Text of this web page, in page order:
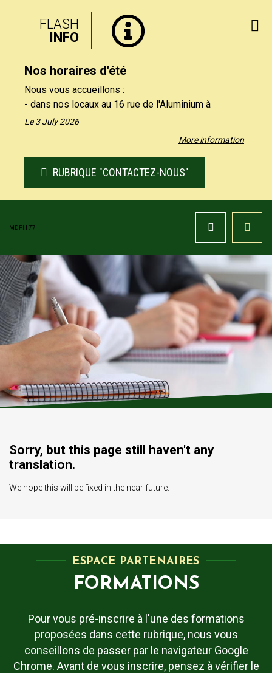
FLASH
INFO
Nos horaires d'été
More information
Nous vous accueillons :
- dans nos locaux au 16 rue de l'Aluminium à
Savigny-le-Temple uniquement le matin, du lundi au
- par téléphone au 01 64 19 11 40 uniquement
vendredi de 13h30 à 16h.
disposition sur notre site, rubrique "Contactez-nous".
Le 3 July 2026
RUBRIQUE "CONTACTEZ-NOUS"
MDPH 77
Sorry, but this page still haven't any
translation.
We hope this will be fixed in the near future.
ESPACE PARTENAIRES
FORMATIONS
Pour vous pré-inscrire à l'une des formations
proposées dans cette rubrique, nous vous
conseillons de passer par le navigateur Google
Chrome. Avant de vous inscrire, pensez à vérifier le